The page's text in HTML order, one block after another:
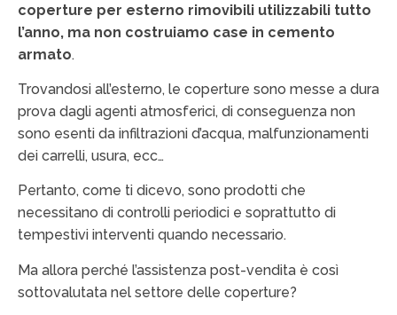
coperture per esterno rimovibili utilizzabili tutto
l’anno, ma non costruiamo case in cemento
armato.
Trovandosi all’esterno, le coperture sono messe a dura
prova dagli agenti atmosferici, di conseguenza non
sono esenti da infiltrazioni d’acqua, malfunzionamenti
dei carrelli, usura, ecc…
Pertanto, come ti dicevo, sono prodotti che
necessitano di controlli periodici e soprattutto di
tempestivi interventi quando necessario.
Ma allora perché l’assistenza post-vendita è così
sottovalutata nel settore delle coperture?